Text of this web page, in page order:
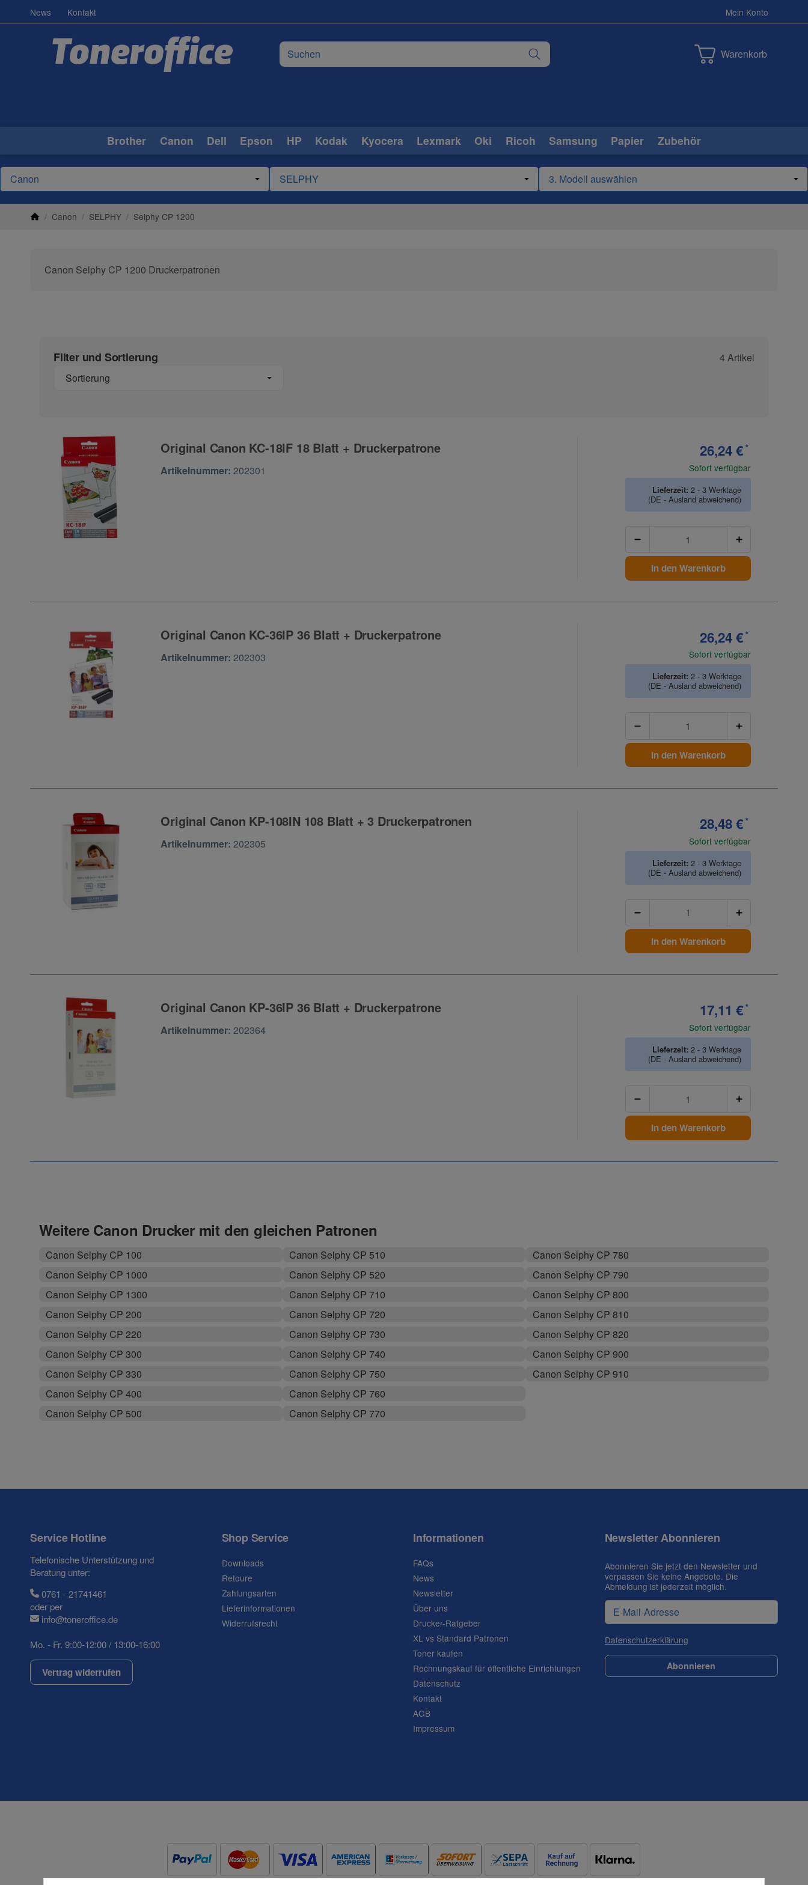
News Kontakt Mein Konto
Warenkorb
Brother Canon Dell Epson HP Kodak Kyocera Lexmark Oki Ricoh Samsung Papier Zubehör
/ Canon / SELPHY / Selphy CP 1200
Canon Selphy CP 1200 Druckerpatronen
Filter und Sortierung
4 Artikel
Sortierung
Original Canon KC-18IF 18 Blatt + Druckerpatrone
Zur Artikelbewertung
Artikelnummer:202301
26,24 €*
Sofort verfügbar
Lieferzeit: 2 - 3 Werktage
(DE - Ausland abweichend)
In den Warenkorb
Original Canon KC-36IP 36 Blatt + Druckerpatrone
Zur Artikelbewertung
Artikelnummer:202303
26,24 €*
Sofort verfügbar
Lieferzeit: 2 - 3 Werktage
(DE - Ausland abweichend)
In den Warenkorb
Original Canon KP-108IN 108 Blatt + 3 Druckerpatronen
Zur Artikelbewertung
Artikelnummer:202305
28,48 €*
Sofort verfügbar
Lieferzeit: 2 - 3 Werktage
(DE - Ausland abweichend)
In den Warenkorb
Original Canon KP-36IP 36 Blatt + Druckerpatrone
Zur Artikelbewertung
Artikelnummer:202364
17,11 €*
Sofort verfügbar
Lieferzeit: 2 - 3 Werktage
(DE - Ausland abweichend)
In den Warenkorb
Weitere Canon Drucker mit den gleichen Patronen
Canon Selphy CP 100
Canon Selphy CP 1000
Canon Selphy CP 1300
Canon Selphy CP 200
Canon Selphy CP 220
Canon Selphy CP 300
Canon Selphy CP 330
Canon Selphy CP 400
Canon Selphy CP 500
Canon Selphy CP 510
Canon Selphy CP 520
Canon Selphy CP 710
Canon Selphy CP 720
Canon Selphy CP 730
Canon Selphy CP 740
Canon Selphy CP 750
Canon Selphy CP 760
Canon Selphy CP 770
Canon Selphy CP 780
Canon Selphy CP 790
Canon Selphy CP 800
Canon Selphy CP 810
Canon Selphy CP 820
Canon Selphy CP 900
Canon Selphy CP 910
Service Hotline
Telefonische Unterstützung und
Beratung unter:
0761 - 21741461
oder per
info@toneroffice.de
Mo. - Fr. 9:00-12:00 / 13:00-16:00
Vertrag widerrufen
Shop Service
Downloads
Retoure
Zahlungsarten
Lieferinformationen
Widerrufsrecht
Informationen
FAQs
News
Newsletter
Über uns
Drucker-Ratgeber
XL vs Standard Patronen
Toner kaufen
Rechnungskauf für öffentliche Einrichtungen
Datenschutz
Kontakt
AGB
Impressum
Newsletter Abonnieren
Abonnieren Sie jetzt den Newsletter und
verpassen Sie keine Angebote. Die
Abmeldung ist jederzeit möglich.
Datenschutzerklärung
Abonnieren